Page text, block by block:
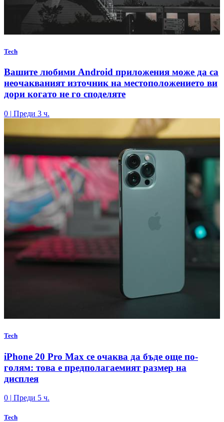
Tech
Вашите любими Android приложения може да са
неочакваният източник на местоположението ви
дори когато не го споделяте
0 | Преди 3 ч.
Tech
iPhone 20 Pro Max се очаква да бъде още по-
голям: това е предполагаемият размер на
дисплея
0 | Преди 5 ч.
Tech